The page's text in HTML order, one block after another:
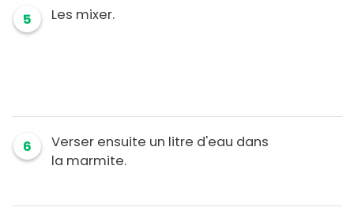
5 Les mixer.
6
Verser ensuite un litre d'eau dans
la marmite.